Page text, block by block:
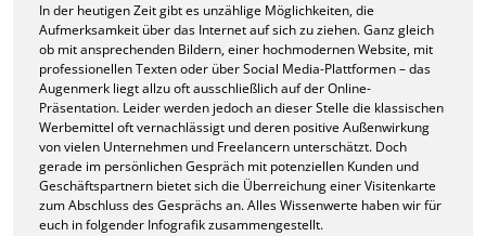
In der heutigen Zeit gibt es unzählige Möglichkeiten, die
Aufmerksamkeit über das Internet auf sich zu ziehen. Ganz gleich
ob mit ansprechenden Bildern, einer hochmodernen Website, mit
professionellen Texten oder über Social Media-Plattformen – das
Augenmerk liegt allzu oft ausschließlich auf der Online-
Präsentation. Leider werden jedoch an dieser Stelle die klassischen
Werbemittel oft vernachlässigt und deren positive Außenwirkung
von vielen Unternehmen und Freelancern unterschätzt. Doch
gerade im persönlichen Gespräch mit potenziellen Kunden und
Geschäftspartnern bietet sich die Überreichung einer Visitenkarte
zum Abschluss des Gesprächs an. Alles Wissenwerte haben wir für
euch in folgender Infografik zusammengestellt.